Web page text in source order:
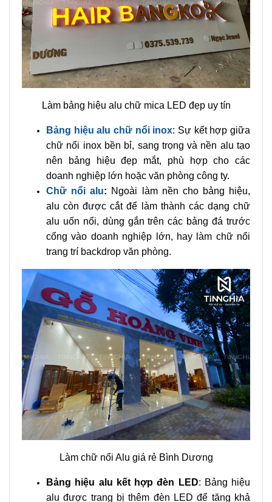
Làm bảng hiệu alu chữ mica LED đẹp uy tín
Bảng hiệu alu chữ nổi inox: Sự kết hợp giữa
chữ nổi inox bền bỉ, sang trọng và nền alu tạo
nên bảng hiệu đẹp mắt, phù hợp cho các
doanh nghiệp lớn hoặc văn phòng công ty.
Chữ nổi alu: Ngoài làm nền cho bảng hiệu,
alu còn được cắt để làm thành các dạng chữ
alu uốn nổi, dùng gắn trên các bảng đá trước
cổng vào doanh nghiệp lớn, hay làm chữ nổi
trang trí backdrop văn phòng.
Làm chữ nổi Alu giá rẻ Bình Dương
Bảng hiệu alu kết hợp đèn LED: Bảng hiệu
alu được trang bị thêm đèn LED để tăng khả